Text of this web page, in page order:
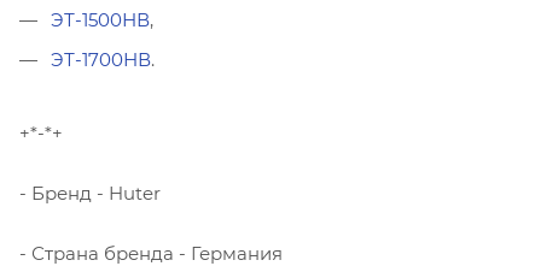
ЭТ-1500НВ,
ЭТ-1700НВ.
+*-*+
- Бренд - Huter
- Страна бренда - Германия